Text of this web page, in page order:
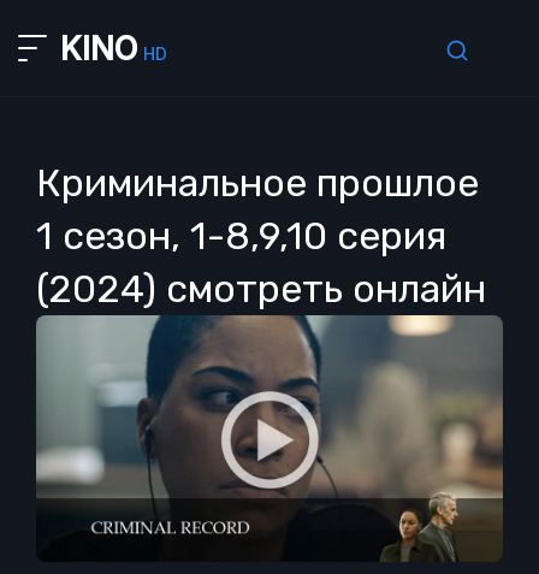
KINO HD
Криминальное прошлое
1 сезон, 1-8,9,10 серия
(2024) смотреть онлайн